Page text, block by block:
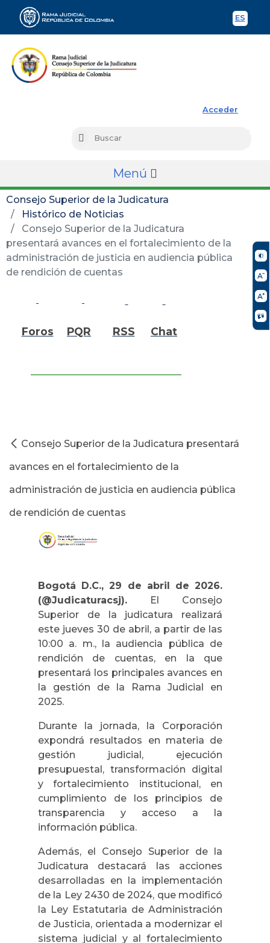
ES
Acceder
Buscar
Menú
Consejo Superior de la Judicatura
Histórico de Noticias
Consejo Superior de la Judicatura
presentará avances en el fortalecimiento de la
administración de justicia en audiencia pública
de rendición de cuentas
Foros PQR RSS Chat
Consejo Superior de la Judicatura presentará
avances en el fortalecimiento de la
administración de justicia en audiencia pública
de rendición de cuentas
Bogotá D.C., 29 de abril de 2026.
(@Judicaturacsj). El Consejo
Superior de la judicatura realizará
este jueves 30 de abril, a partir de las
10:00 a. m., la audiencia pública de
rendición de cuentas, en la que
presentará los principales avances en
la gestión de la Rama Judicial en
2025.
Durante la jornada, la Corporación
expondrá resultados en materia de
gestión judicial, ejecución
presupuestal, transformación digital
y fortalecimiento institucional, en
cumplimiento de los principios de
transparencia y acceso a la
información pública.
Además, el Consejo Superior de la
Judicatura destacará las acciones
desarrolladas en la implementación
de la Ley 2430 de 2024, que modificó
la Ley Estatutaria de Administración
de Justicia, orientada a modernizar el
sistema judicial y al fortalecimiento